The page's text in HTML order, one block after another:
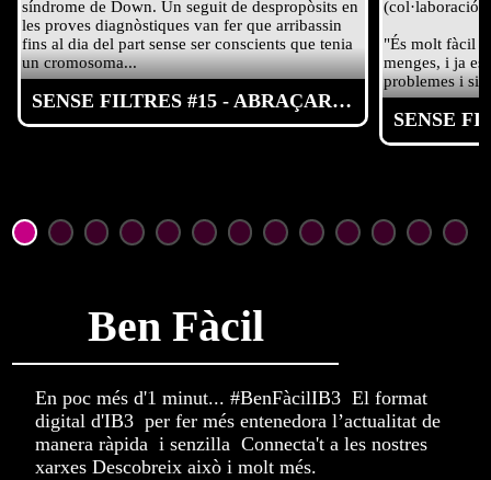
síndrome de Down. Un seguit de despropòsits en
les proves diagnòstiques van fer que arribassin
fins al dia del part sense ser conscients que tenia
un cromosoma...
SENSE FILTRES #15 - ABRAÇAR LA SÍNDROME DE DOWN
(col·laboració
"És molt fàcil
menges, i ja
problemes i
Ben Fàcil
En poc més d'1 minut... #BenFàcilIB3 El format
digital d'IB3 per fer més entenedora l’actualitat de
manera ràpida i senzilla Connecta't a les nostres
xarxes Descobreix això i molt més.